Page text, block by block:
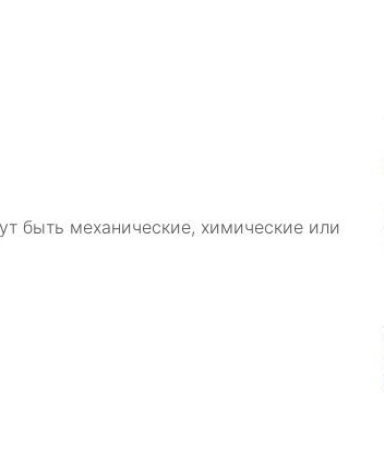
быть механические, химические или